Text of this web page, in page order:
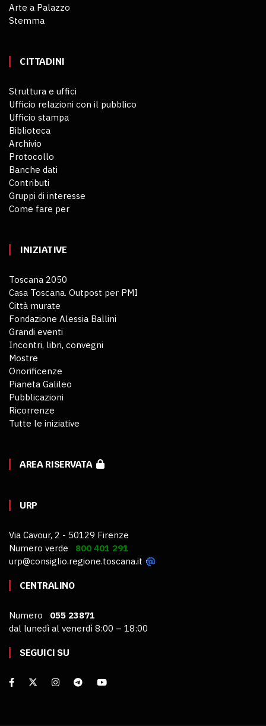
Arte a Palazzo
Stemma
CITTADINI
Struttura e uffici
Ufficio relazioni con il pubblico
Ufficio stampa
Biblioteca
Archivio
Protocollo
Banche dati
Contributi
Gruppi di interesse
Come fare per
INIZIATIVE
Toscana 2050
Casa Toscana. Outpost per PMI
Città murate
Fondazione Alessia Ballini
Grandi eventi
Incontri, libri, convegni
Mostre
Onorificenze
Pianeta Galileo
Pubblicazioni
Ricorrenze
Tutte le iniziative
AREA RISERVATA
URP
Via Cavour, 2 - 50129 Firenze
Numero verde 800 401 291
urp@consiglio.regione.toscana.it
CENTRALINO
Numero 055 23871
dal lunedì al venerdì 8:00 – 18:00
SEGUICI SU